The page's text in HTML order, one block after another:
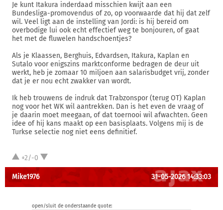
Je kunt Itakura inderdaad misschien kwijt aan een
Bundesliga-promovendus of zo, op voorwaarde dat hij dat zelf
wil. Veel ligt aan de instelling van Jordi: is hij bereid om
overbodige lui ook echt effectief weg te bonjouren, of gaat
het met de fluwelen handschoentjes?
Als je Klaassen, Berghuis, Edvardsen, Itakura, Kaplan en
Sutalo voor enigszins marktconforme bedragen de deur uit
werkt, heb je zomaar 10 miljoen aan salarisbudget vrij, zonder
dat je er nou echt zwakker van wordt.
Ik heb trouwens de indruk dat Trabzonspor (terug OT) Kaplan
nog voor het WK wil aantrekken. Dan is het even de vraag of
je daarin moet meegaan, of dat toernooi wil afwachten. Geen
idee of hij kans maakt op een basisplaats. Volgens mij is de
Turkse selectie nog niet eens definitief.
+2/-0
Mike1976 31-05-2026 14:33:03
open/sluit de onderstaande quote: